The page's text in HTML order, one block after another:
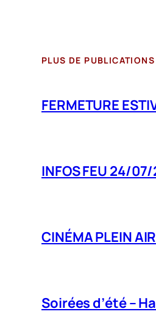
PLUS DE PUBLICATIONS
FERMETURE
INFOS FEU 24/
CINÉMA PLEIN AIR
Soirées d’été –